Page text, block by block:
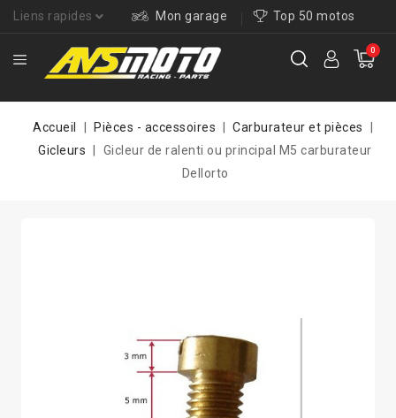
Liens rapides Mon garage Top 50 motos
0
Accueil Pièces - accessoires
Carburateur et pièces
Gicleurs
Gicleur de ralenti ou principal M5 carburateur
Dellorto